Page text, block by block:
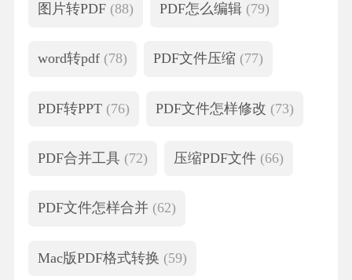
图片转PDF (88) PDF怎么编辑 (79)
word转pdf (78) PDF文件压缩 (77)
PDF转PPT (76) PDF文件怎样修改 (73)
PDF合并工具 (72) 压缩PDF文件 (66)
PDF文件怎样合并 (62)
Mac版PDF格式转换 (59)